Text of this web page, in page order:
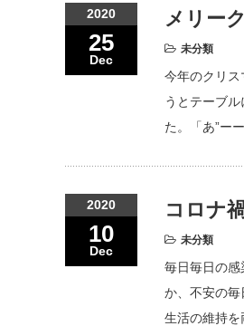
2020
25
Dec
メリー
未分類
今年のクリス
うとテーブ
た。「あ”ー
2020
10
Dec
コロナ
未分類
毎日毎日の
か、不安の
生活の維持